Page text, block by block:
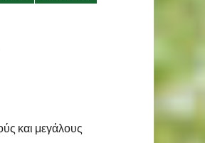
και μεγάλους